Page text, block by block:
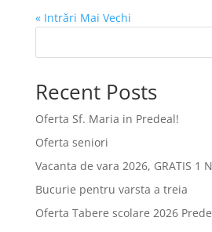
« Intrări Mai Vechi
Recent Posts
Oferta Sf. Maria in Predeal!
Oferta seniori
Vacanta de vara 2026, GRATIS 1
Bucurie pentru varsta a treia
Oferta Tabere scolare 2026